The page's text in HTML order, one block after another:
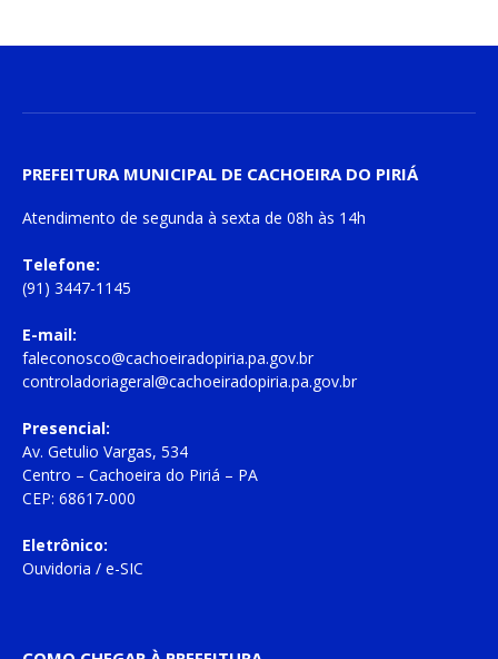
PREFEITURA MUNICIPAL DE CACHOEIRA DO PIRIÁ
Atendimento de segunda à sexta de 08h às 14h
Telefone:
(91) 3447-1145
E-mail:
faleconosco@cachoeiradopiria.pa.gov.br
controladoriageral@cachoeiradopiria.pa.gov.br
Presencial:
Av. Getulio Vargas, 534
Centro – Cachoeira do Piriá – PA
CEP: 68617-000
Eletrônico:
Ouvidoria / e-SIC